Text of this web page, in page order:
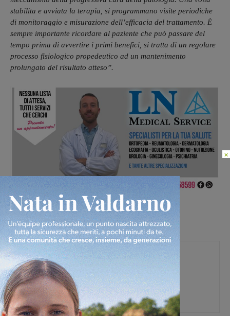
stabilita e avviata la terapia, si programmano visite periodiche
di monitoraggio e misurazione dell’efficacia del trattamento. È
sempre importante ricordare al paziente che può passare del
tempo prima di avvertire i primi benefici, si tratta di un regolare
processo fisiologico propedeutico ad un mantenimento
prolungato del risultato atteso”.
Agenzia
×